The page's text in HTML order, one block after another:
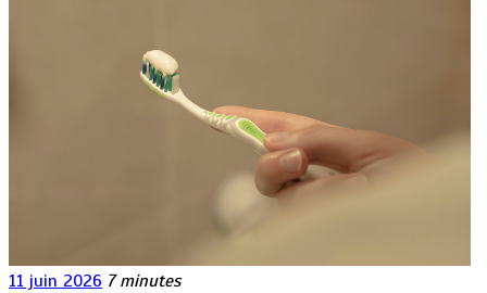
11 juin 2026 7 minutes